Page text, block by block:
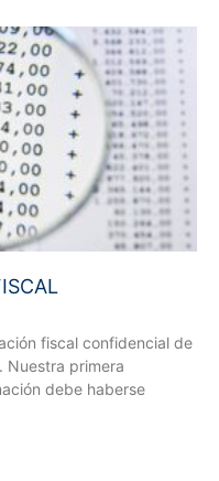
fiscal confidencial de
Nuestra primera
debe haberse